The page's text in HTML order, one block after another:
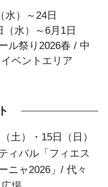
水）～24日
（水）～6月1日
ル祭り2026春 / 中
ベントエリア
土）・15日（日）
ィバル「フィエス
ニャ2026」/ 代々